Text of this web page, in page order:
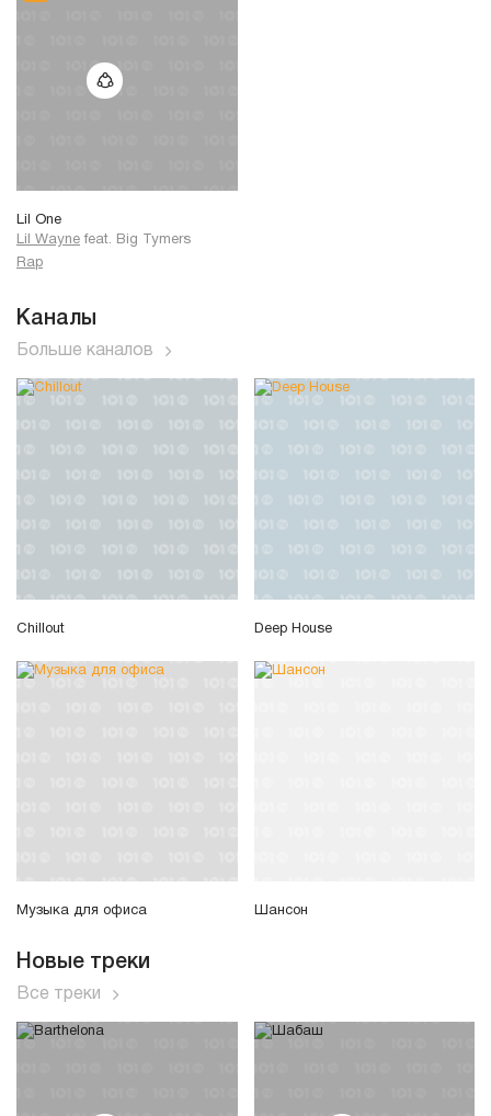
Lil One
Lil Wayne feat. Big Tymers
Rap
Каналы
Больше каналов
Chillout Deep House
Музыка для офиса Шансон
Новые треки
Все треки